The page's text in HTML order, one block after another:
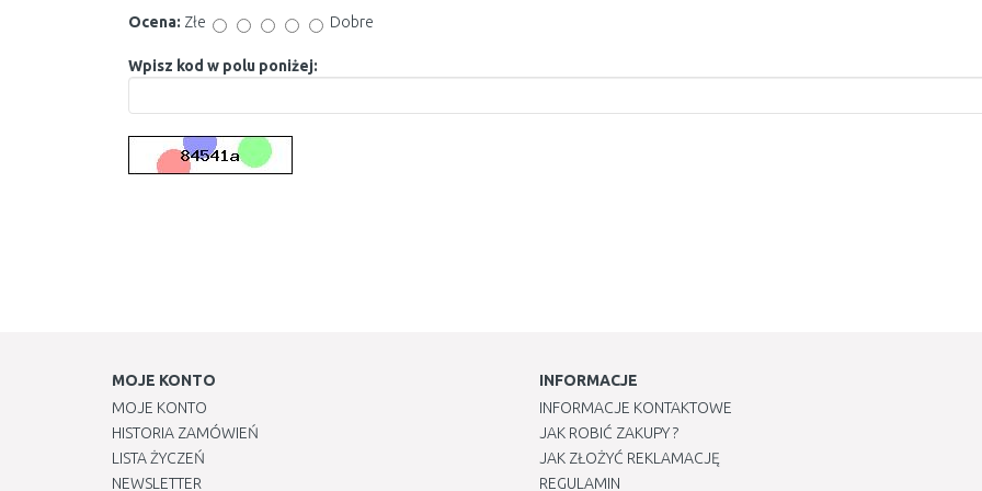
Ocena: Złe Dobre
Wpisz kod w polu poniżej:
MOJE KONTO
MOJE KONTO
HISTORIA ZAMÓWIEŃ
LISTA ŻYCZEŃ
NEWSLETTER
INFORMACJE
INFORMACJE KONTAKTOWE
JAK ROBIĆ ZAKUPY ?
JAK ZŁOŻYĆ REKLAMACJĘ
REGULAMIN